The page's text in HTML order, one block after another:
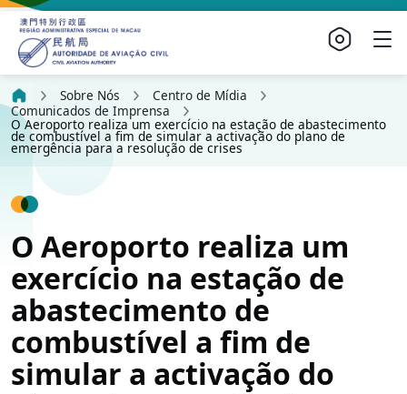
Sobre Nós
Centro de Mídia
Comunicados de Imprensa
O Aeroporto realiza um exercício na estação de abastecimento
de combustível a fim de simular a activação do plano de
emergência para a resolução de crises
O Aeroporto realiza um
exercício na estação de
abastecimento de
combustível a fim de
simular a activação do